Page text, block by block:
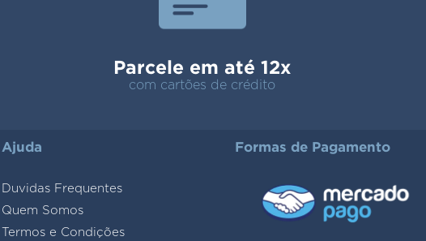
Parcele em até 12x
com cartões de crédito
Ajuda
Duvidas Frequentes
Quem Somos
Termos e Condições
Formas de Pagamento